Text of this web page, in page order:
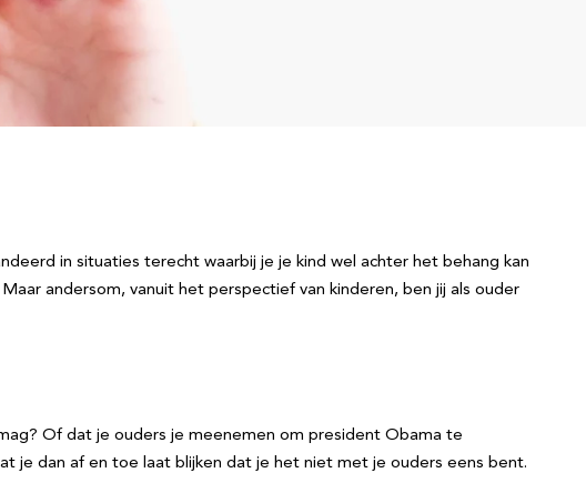
in situaties terecht waarbij je je kind wel achter het behang kan
andersom, vanuit het perspectief van kinderen, ben jij als ouder
Of dat je ouders je meenemen om president Obama te
je dan af en toe laat blijken dat je het niet met je ouders eens bent.